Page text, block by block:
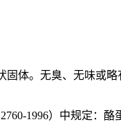
体。无臭、无味或
1996）中规定：